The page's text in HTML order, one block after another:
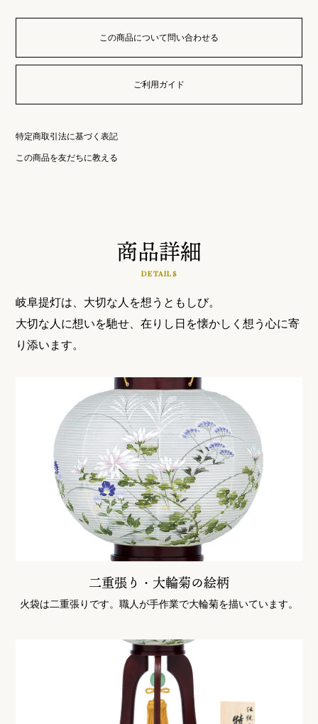
この商品について問い合わせる
ご利用ガイド
特定商取引法に基づく表記
この商品を友だちに教える
商品詳細
DETAILS
岐阜提灯は、大切な人を想うともしび。
大切な人に想いを馳せ、在りし日を懐かしく想う心に寄
り添います。
二重張り・大輪菊の絵柄
火袋は二重張りです。職人が手作業で大輪菊を描いています。